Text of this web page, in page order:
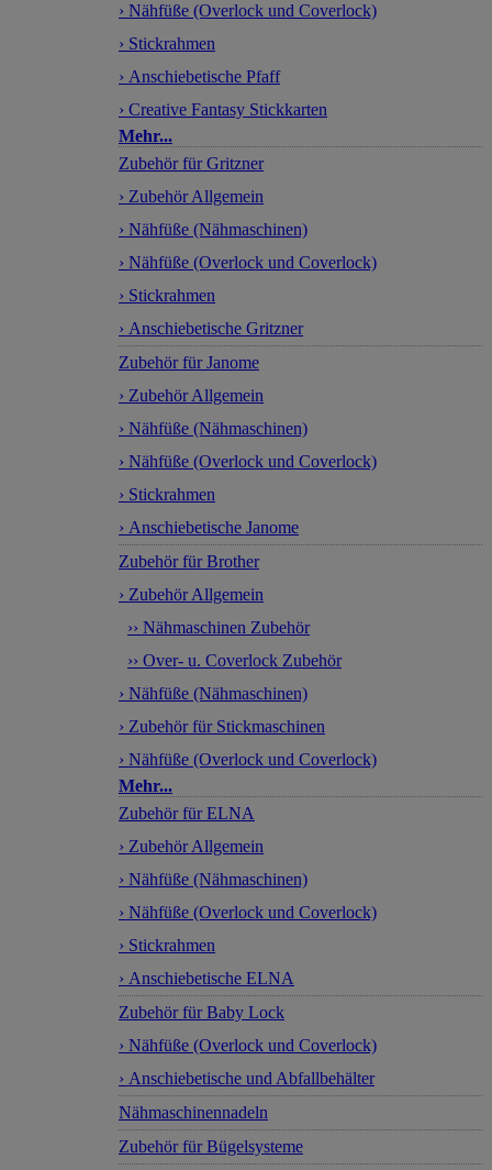
› Nähfüße (Overlock und Coverlock)
› Stickrahmen
› Anschiebetische Pfaff
› Creative Fantasy Stickkarten
Mehr...
Zubehör für Gritzner
› Zubehör Allgemein
› Nähfüße (Nähmaschinen)
› Nähfüße (Overlock und Coverlock)
› Stickrahmen
› Anschiebetische Gritzner
Zubehör für Janome
› Zubehör Allgemein
› Nähfüße (Nähmaschinen)
› Nähfüße (Overlock und Coverlock)
› Stickrahmen
› Anschiebetische Janome
Zubehör für Brother
› Zubehör Allgemein
›› Nähmaschinen Zubehör
›› Over- u. Coverlock Zubehör
› Nähfüße (Nähmaschinen)
› Zubehör für Stickmaschinen
› Nähfüße (Overlock und Coverlock)
Mehr...
Zubehör für ELNA
› Zubehör Allgemein
› Nähfüße (Nähmaschinen)
› Nähfüße (Overlock und Coverlock)
› Stickrahmen
› Anschiebetische ELNA
Zubehör für Baby Lock
› Nähfüße (Overlock und Coverlock)
› Anschiebetische und Abfallbehälter
Nähmaschinennadeln
Zubehör für Bügelsysteme